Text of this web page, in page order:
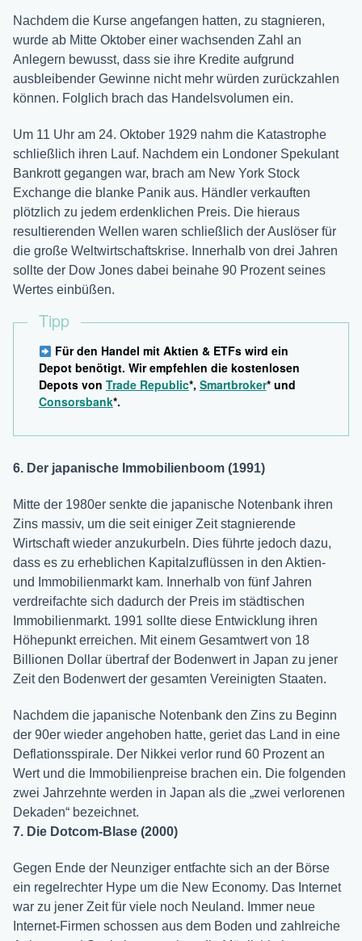
Nachdem die Kurse angefangen hatten, zu stagnieren,
wurde ab Mitte Oktober einer wachsenden Zahl an
Anlegern bewusst, dass sie ihre Kredite aufgrund
ausbleibender Gewinne nicht mehr würden zurückzahlen
können. Folglich brach das Handelsvolumen ein.
Um 11 Uhr am 24. Oktober 1929 nahm die Katastrophe
schließlich ihren Lauf. Nachdem ein Londoner Spekulant
Bankrott gegangen war, brach am New York Stock
Exchange die blanke Panik aus. Händler verkauften
plötzlich zu jedem erdenklichen Preis. Die hieraus
resultierenden Wellen waren schließlich der Auslöser für
die große Weltwirtschaftskrise. Innerhalb von drei Jahren
sollte der Dow Jones dabei beinahe 90 Prozent seines
Wertes einbüßen.
Tipp
Für den Handel mit Aktien & ETFs wird ein
Depot benötigt. Wir empfehlen die kostenlosen
Depots von Trade Republic*, Smartbroker* und
Consorsbank*.
6. Der japanische Immobilienboom (1991)
Mitte der 1980er senkte die japanische Notenbank ihren
Zins massiv, um die seit einiger Zeit stagnierende
Wirtschaft wieder anzukurbeln. Dies führte jedoch dazu,
dass es zu erheblichen Kapitalzuflüssen in den Aktien-
und Immobilienmarkt kam. Innerhalb von fünf Jahren
verdreifachte sich dadurch der Preis im städtischen
Immobilienmarkt. 1991 sollte diese Entwicklung ihren
Höhepunkt erreichen. Mit einem Gesamtwert von 18
Billionen Dollar übertraf der Bodenwert in Japan zu jener
Zeit den Bodenwert der gesamten Vereinigten Staaten.
Nachdem die japanische Notenbank den Zins zu Beginn
der 90er wieder angehoben hatte, geriet das Land in eine
Deflationsspirale. Der Nikkei verlor rund 60 Prozent an
Wert und die Immobilienpreise brachen ein. Die folgenden
zwei Jahrzehnte werden in Japan als die „zwei verlorenen
Dekaden“ bezeichnet.
7. Die Dotcom-Blase (2000)
Gegen Ende der Neunziger entfachte sich an der Börse
ein regelrechter Hype um die New Economy. Das Internet
war zu jener Zeit für viele noch Neuland. Immer neue
Internet-Firmen schossen aus dem Boden und zahlreiche